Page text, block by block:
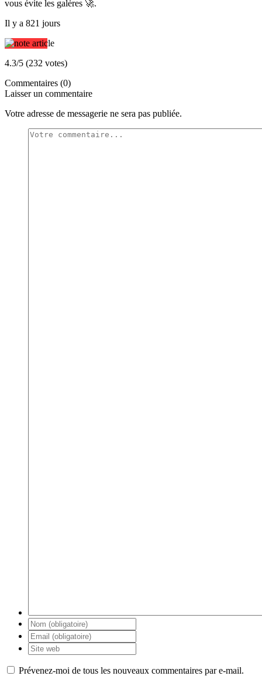
vous évite les galères 🚀.
Il y a 821 jours
4.3/5 (232 votes)
Commentaires (0)
Laisser un commentaire
Votre adresse de messagerie ne sera pas publiée.
Prévenez-moi de tous les nouveaux commentaires par e-mail.